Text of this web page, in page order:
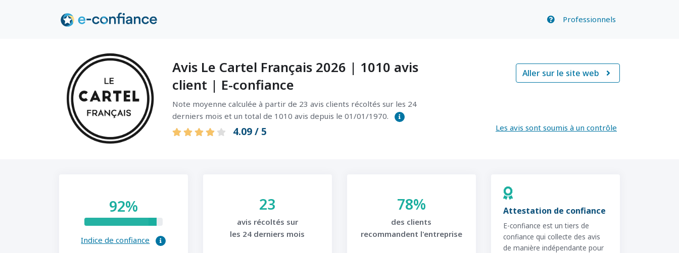
Professionnels
Avis Le Cartel Français 2026 | 1010 avis
client | E-confiance
Note moyenne calculée à partir de 23 avis clients récoltés sur les 24
derniers mois et un total de 1010 avis depuis le 01/01/1970.
4.09 / 5
Aller sur le site web 
Les avis sont soumis à un contrôle
92%
Indice de confiance
23
avis récoltés sur
les 24 derniers mois
78%
des clients
recommandent l'entreprise
Attestation de confiance
E-confiance est un tiers de
confiance qui collecte des avis
de manière indépendante pour